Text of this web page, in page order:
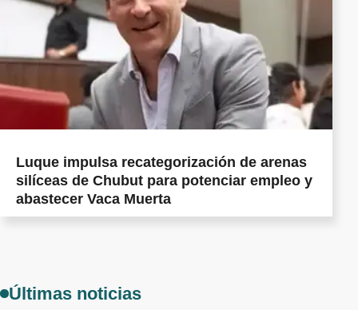
Luque impulsa recategorización de arenas
silíceas de Chubut para potenciar empleo y
abastecer Vaca Muerta
Últimas noticias